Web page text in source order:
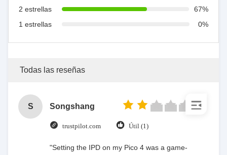
2 estrellas
67%
1 estrellas
0%
Todas las reseñas
S Songshang
trustpilot.com Útil (1)
"Setting the IPD on my Pico 4 was a game-